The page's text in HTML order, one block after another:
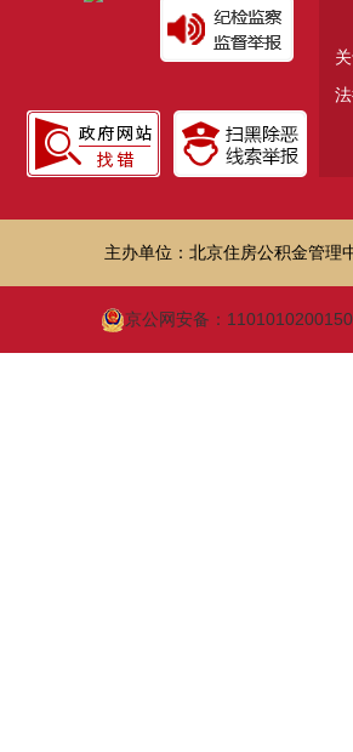
主办单位：北京住房公积金管理
京公网安备：